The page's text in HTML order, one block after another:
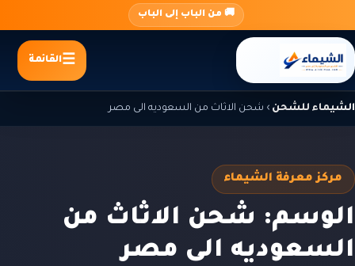
المحتوى
🚚 من الباب إلى الباب
القائمة
الشيماء للشحن › شحن الاثاث من السعوديه الى مصر
مركز معرفة الشيماء
الوسم: شحن الاثاث من
السعوديه الى مصر